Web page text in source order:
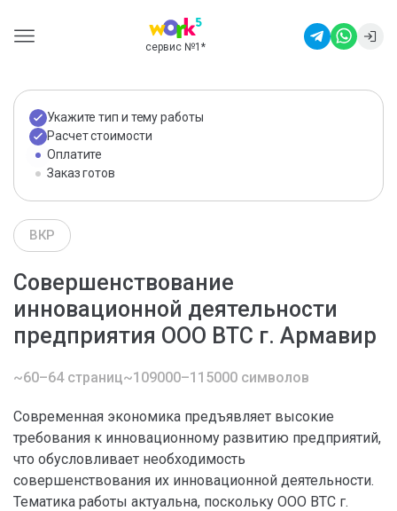
сервис №1 *
Укажите тип и тему работы
Расчет стоимости
Оплатите
Заказ готов
ВКР
Совершенствование
инновационной деятельности
предприятия ООО ВТС г. Армавир
~60–64 страниц~109000–115000 символов
Современная экономика предъявляет высокие
требования к инновационному развитию предприятий,
что обусловливает необходимость
совершенствования их инновационной деятельности.
Тематика работы актуальна, поскольку ООО ВТС г.